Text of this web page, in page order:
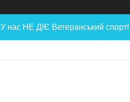
У нас НЕ ДІЄ Ветеранський спорт!